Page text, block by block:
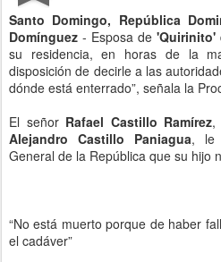
Santo Domingo, República
Domínguez - Esposa de 'Quirinito'
su residencia, en horas de la
disposición de decirle a las
dónde está enterrado”, señala la
El señor Rafael Castillo Ramírez,
Alejandro Castillo Paniagua, le
General de la República que su hijo
“No está muerto porque de haber
el cadáver”